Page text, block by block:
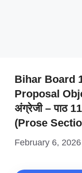
Bihar Board
Proposal
अंग्रेजी – पाठ
(Prose
February 6, 2026